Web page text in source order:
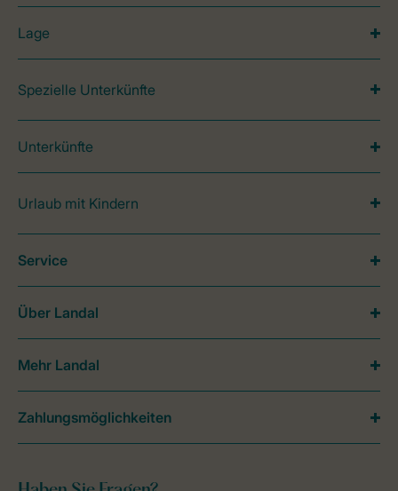
Lage
Spezielle Unterkünfte
Unterkünfte
Urlaub mit Kindern
Service
Über Landal
Mehr Landal
Zahlungsmöglichkeiten